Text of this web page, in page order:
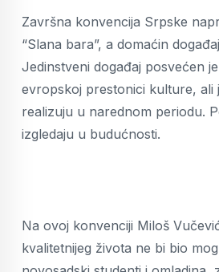
Završna konvencija Srpske
“Slana bara”, a domaćin
Jedinstveni događaj posvećen
evropskoj prestonici kulture, ali
realizuju u narednom periodu.
izgledaju u budućnosti.
Na ovoj konvenciji Miloš
kvalitetnijeg života ne bi bio